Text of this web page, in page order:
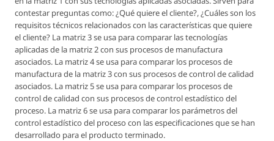
contestar preguntas como: ¿Qué quiere el cliente?, ¿Cuáles son los
requisitos técnicos relacionados con las características que quiere
el cliente? La matriz 3 se usa para comparar las tecnologías
aplicadas de la matriz 2 con sus procesos de manufactura
asociados. La matriz 4 se usa para comparar los procesos de
manufactura de la matriz 3 con sus procesos de control de calidad
asociados. La matriz 5 se usa para comparar los procesos de
control de calidad con sus procesos de control estadístico del
proceso. La matriz 6 se usa para comparar los parámetros del
control estadístico del proceso con las especificaciones que se han
desarrollado para el producto terminado.